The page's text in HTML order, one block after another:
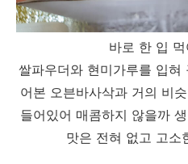
바로 한 입
쌀파우더와 현미가루를 입혀
어본 오븐바사삭과 거의 비
들어있어 매콤하지 않을까
맛은 전혀 없고 고소